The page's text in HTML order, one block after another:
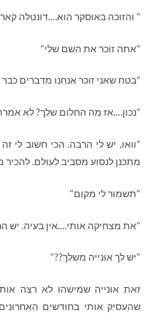
" והזוכה באוסקר הוא….דונטלה
"אתה זוכר את השם שלי"
"בטח שאני זוכר אנחנו מדברים כבר
"נכון….אז מה החלום שלך? לא
"וואו, יש לי הרבה. הכי חשוב לי
מתכנן לנסוע מסביב לעולם. להכיר
"תשמור לי מקום"
"את מצחיקה אותי….אין בעיה. יש
"יש לך אונייה משלך??"
זאת אונייה שמישהו לא רצה
שהעסיק אותי בחודשים